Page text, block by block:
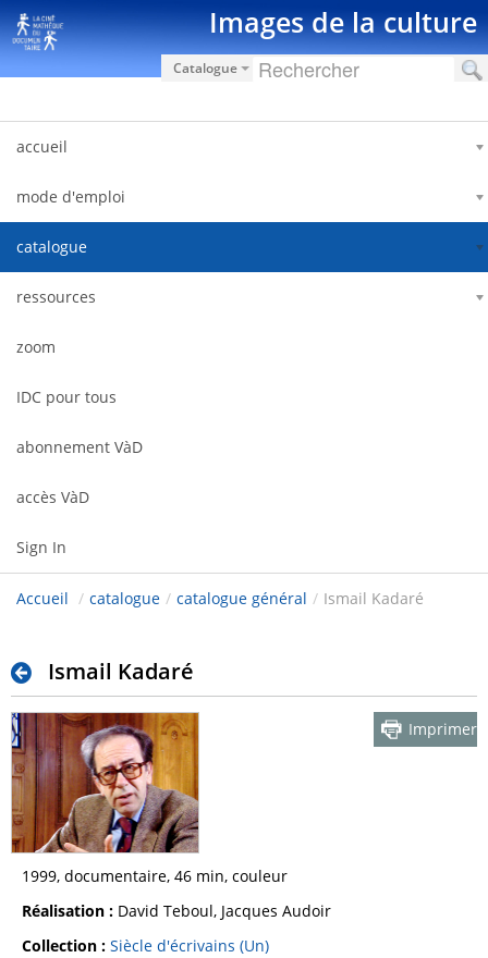
Skip to Content Images de la culture
Catalogue
accueil
mode d'emploi
catalogue
ressources
zoom
IDC pour tous
abonnement VàD
accès VàD
Sign In
Accueil / catalogue / catalogue général / Ismail Kadaré
Ismail Kadaré
Imprimer
1999, documentaire, 46 min, couleur
Réalisation : David Teboul, Jacques Audoir
Collection : Siècle d'écrivains (Un)